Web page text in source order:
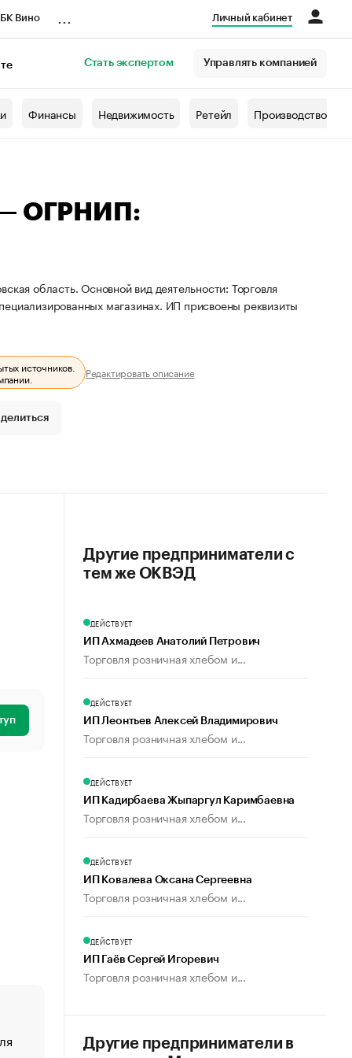
Вино Личный кабинет
Стать экспертом Управлять компанией
Финансы Недвижимость Ретейл Производство
— ОГРНИП:
область. Основной вид деятельности: Торговля
магазинах. ИП присвоены реквизиты
источников.
Редактировать описание
«От спорта тело стареет иначе». Как живет глава
Другие предприниматели с
тем же ОКВЭД
ДЕЙСТВУЕТ
ИП Ахмадеев Анатолий Петрович
Торговля розничная хлебом и...
ДЕЙСТВУЕТ
ИП Леонтьев Алексей Владимирович
Торговля розничная хлебом и...
ДЕЙСТВУЕТ
ИП Кадирбаева Жыпаргул Каримбаевна
Торговля розничная хлебом и...
ДЕЙСТВУЕТ
ИП Ковалева Оксана Сергеевна
Торговля розничная хлебом и...
ДЕЙСТВУЕТ
ИП Гаёв Сергей Игоревич
Торговля розничная хлебом и...
Другие предприниматели в